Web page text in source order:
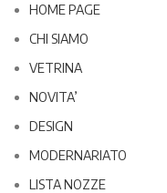
HOME PAGE
CHI SIAMO
VETRINA
NOVITA’
DESIGN
MODERNARIATO
LISTA NOZZE